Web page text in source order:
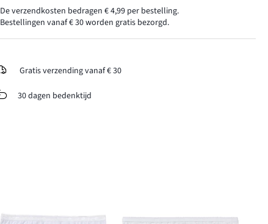
De verzendkosten bedragen € 4,99 per bestelling.
Bestellingen vanaf € 30 worden gratis bezorgd.
Gratis verzending vanaf € 30
30 dagen bedenktijd